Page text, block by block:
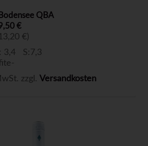
QBA
€
€)
3,4 S:7,3
zzgl. Versandkosten